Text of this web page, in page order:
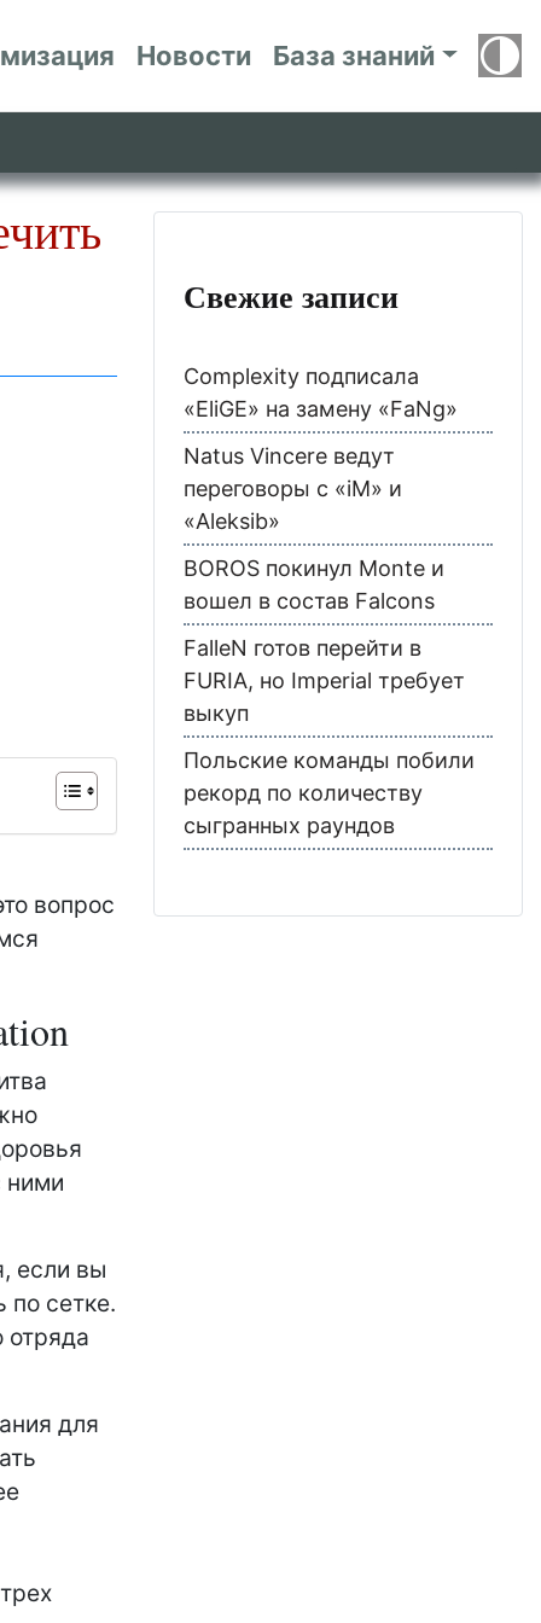
Новости База знаний
вопрос
ними
если вы
по сетке.
отряда
для
Свежие записи
Complexity подписала
«EliGE» на замену «FaNg»
Natus Vincere ведут
переговоры с «iM» и
«Aleksib»
BOROS покинул Monte и
вошел в состав Falcons
FalleN готов перейти в
FURIA, но Imperial требует
выкуп
Польские команды побили
рекорд по количеству
сыгранных раундов